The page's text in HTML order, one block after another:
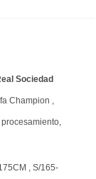
Sociedad
Champion ,
, S/165-